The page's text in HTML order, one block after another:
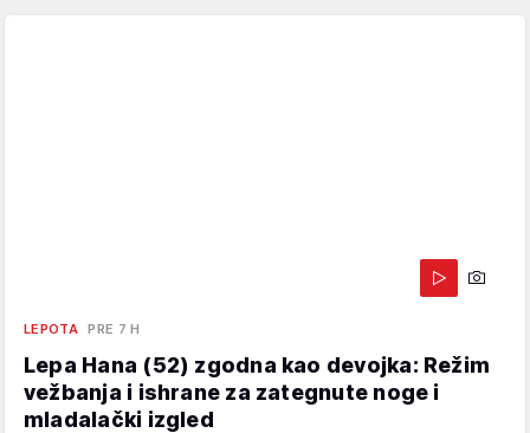
LEPOTA PRE 7 H
Lepa Hana (52) zgodna kao devojka: Režim
vežbanja i ishrane za zategnute noge i
mladalački izgled